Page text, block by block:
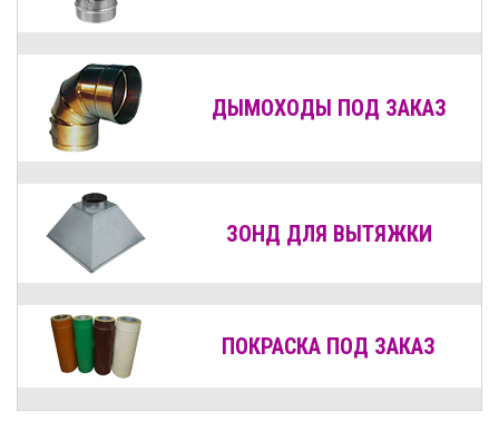
ДЫМОХОДЫ ПОД ЗАКАЗ
ЗОНД ДЛЯ ВЫТЯЖКИ
ПОКРАСКА ПОД ЗАКАЗ